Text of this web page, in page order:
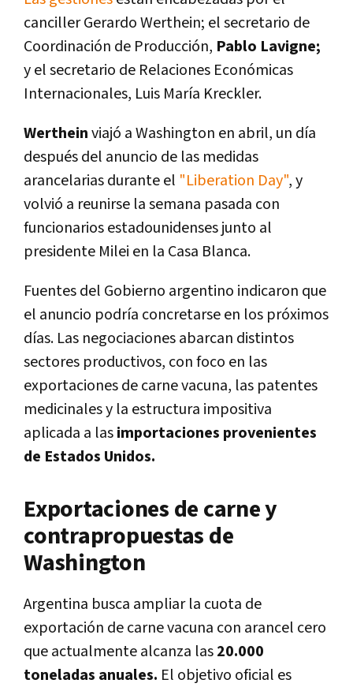
canciller Gerardo Werthein; el secretario de
Coordinación de Producción, Pablo Lavigne;
y el secretario de Relaciones Económicas
Internacionales, Luis María Kreckler.
Wertheinviajó a Washington en abril, un día
después del anuncio de las medidas
arancelarias durante el "Liberation Day", y
volvió a reunirse la semana pasada con
funcionarios estadounidenses junto al
presidente Milei en la Casa Blanca.
Fuentes del Gobierno argentino indicaron que
el anuncio podría concretarse en los próximos
días. Las negociaciones abarcan distintos
sectores productivos, con foco en las
exportaciones de carne vacuna, las patentes
medicinales y la estructura impositiva
aplicada a lasimportaciones provenientes
de Estados Unidos.
Exportaciones de carne y
contrapropuestas de
Washington
Argentina busca ampliar la cuota de
exportación de carne vacuna con arancel cero
que actualmente alcanza las20.000
toneladas anuales. El objetivo oficial es